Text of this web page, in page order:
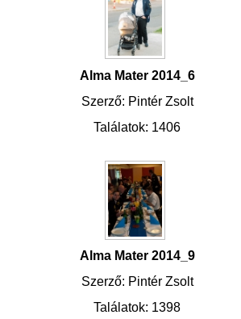
Alma Mater 2014_6
Szerző: Pintér Zsolt
Találatok: 1406
Alma Mater 2014_9
Szerző: Pintér Zsolt
Találatok: 1398